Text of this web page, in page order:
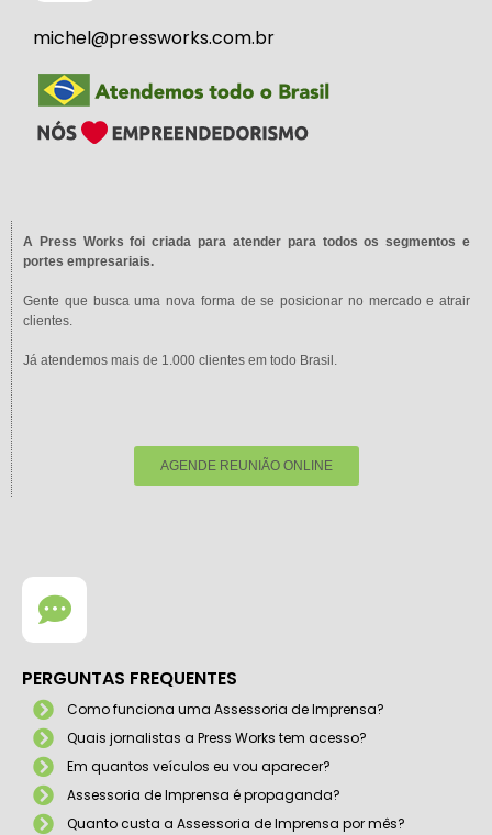
michel@pressworks.com.br
A Press Works foi criada para atender para todos os segmentos e
portes empresariais.
Gente que busca uma nova forma de se posicionar no mercado e atrair
clientes.
Já atendemos mais de 1.000 clientes em todo Brasil.
AGENDE REUNIÃO ONLINE
PERGUNTAS FREQUENTES
Como funciona uma Assessoria de Imprensa?
Quais jornalistas a Press Works tem acesso?
Em quantos veículos eu vou aparecer?
Assessoria de Imprensa é propaganda?
Quanto custa a Assessoria de Imprensa por mês?